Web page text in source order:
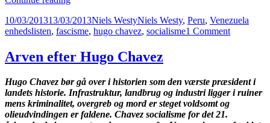
Chavez
eftermæle.
reformator
eller
endnu
en
fascistisk/socialistisk
caudillo?
Posted
on
10/03/201313/03/2013Author
Niels WestyCategories
Niels Westy, Peru, Venezuela
enhedslisten, fascisme, hugo chavez, socialisme1 Commenton
Social
reformator
Arven efter Hugo Chavez
Hugo Chavez bør gå over i historien som den værste præsident i
landets historie. Infrastruktur, landbrug og industri ligger i ruiner
mens kriminalitet, overgreb og mord er steget voldsomt og
olieudvindingen er faldene. Chavez socialisme for det 21.